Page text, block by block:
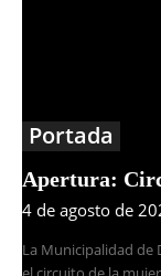
Portada
Apertura:
4 de agosto de
La Municipalidad de